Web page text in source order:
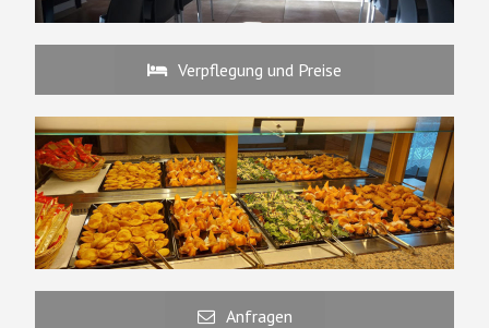
Verpflegung und Preise
Anfragen